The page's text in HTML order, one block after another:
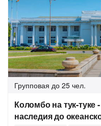
Групповая до 25 чел.
Коломбо на тук-туке
наследия до